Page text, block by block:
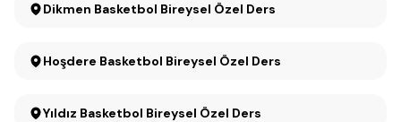
Dikmen Basketbol Bireysel Özel Ders
Hoşdere Basketbol Bireysel Özel Ders
Yıldız Basketbol Bireysel Özel Ders